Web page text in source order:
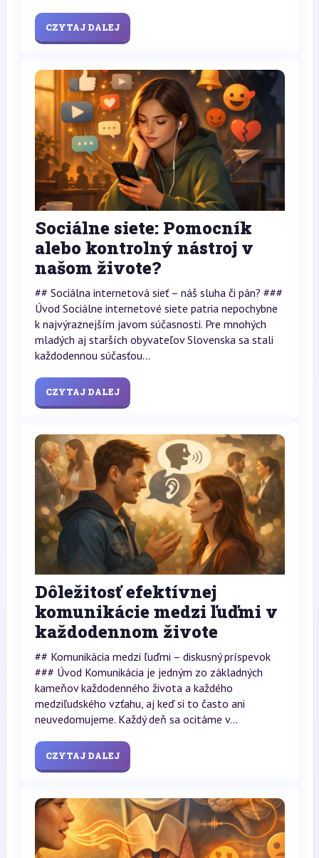
CZYTAJ DALEJ
Sociálne siete: Pomocník
alebo kontrolný nástroj v
našom živote?
## Sociálna internetová sieť – náš sluha či pán? ###
Úvod Sociálne internetové siete patria nepochybne
k najvýraznejším javom súčasnosti. Pre mnohých
mladých aj starších obyvateľov Slovenska sa stali
každodennou súčasťou...
CZYTAJ DALEJ
Dôležitosť efektívnej
komunikácie medzi ľuďmi v
každodennom živote
## Komunikácia medzi ľuďmi – diskusný príspevok
### Úvod Komunikácia je jedným zo základných
kameňov každodenného života a každého
medziľudského vzťahu, aj keď si to často ani
neuvedomujeme. Každý deň sa ocitáme v...
CZYTAJ DALEJ